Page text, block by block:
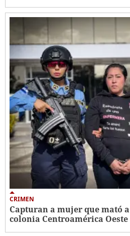
CRIMEN
Capturan a mujer que mató
colonia Centroamérica Oeste